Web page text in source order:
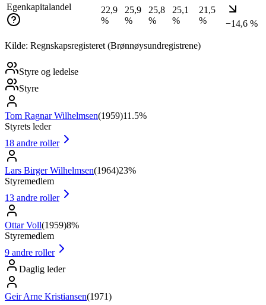
Egenkapitalandel
22,9
%
25,9
%
25,8
%
25,1
%
21,5
%
−14,6 %
Kilde: Regnskapsregisteret (Brønnøysundregistrene)
Styre og ledelse
Styre
Tom Ragnar Wilhelmsen(1959)11.5%
Styrets leder
18 andre roller
Lars Birger Wilhelmsen(1964)23%
Styremedlem
13 andre roller
Ottar Voll(1959)8%
Styremedlem
9 andre roller
Daglig leder
Geir Arne Kristiansen(1971)